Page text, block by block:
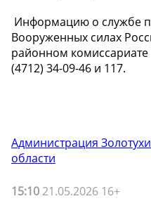
Информацию о службе
Вооруженных силах
районном
(4712) 34-09-46 и 117.
Администрация
области
15:10 21.05.2026 16+